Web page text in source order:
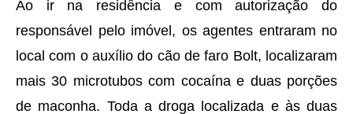
Ao ir na residência e com autorização do
responsável pelo imóvel, os agentes entraram no
local com o auxílio do cão de faro Bolt, localizaram
mais 30 microtubos com cocaína e duas porções
de maconha. Toda a droga localizada e às duas